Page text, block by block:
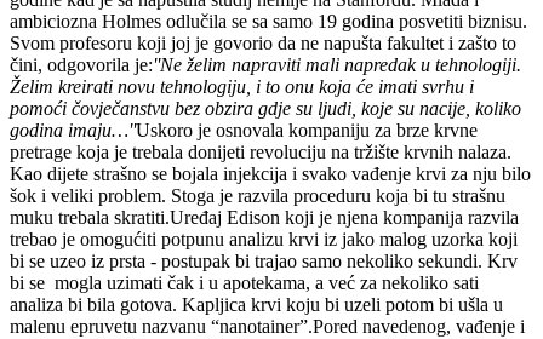
ambiciozna Holmes odlučila se sa samo 19 godina posvetiti biznisu.
Svom profesoru koji joj je govorio da ne napušta fakultet i zašto to
čini, odgovorila je:''Ne želim napraviti mali napredak u tehnologiji.
Želim kreirati novu tehnologiju, i to onu koja će imati svrhu i
pomoći čovječanstvu bez obzira gdje su ljudi, koje su nacije, koliko
godina imaju…''Uskoro je osnovala kompaniju za brze krvne
pretrage koja je trebala donijeti revoluciju na tržište krvnih nalaza.
Kao dijete strašno se bojala injekcija i svako vađenje krvi za nju bilo
šok i veliki problem. Stoga je razvila proceduru koja bi tu strašnu
muku trebala skratiti.Uređaj Edison koji je njena kompanija razvila
trebao je omogućiti potpunu analizu krvi iz jako malog uzorka koji
bi se uzeo iz prsta - postupak bi trajao samo nekoliko sekundi. Krv
bi se mogla uzimati čak i u apotekama, a već za nekoliko sati
analiza bi bila gotova. Kapljica krvi koju bi uzeli potom bi ušla u
malenu epruvetu nazvanu “nanotainer”.Pored navedenog, vađenje i